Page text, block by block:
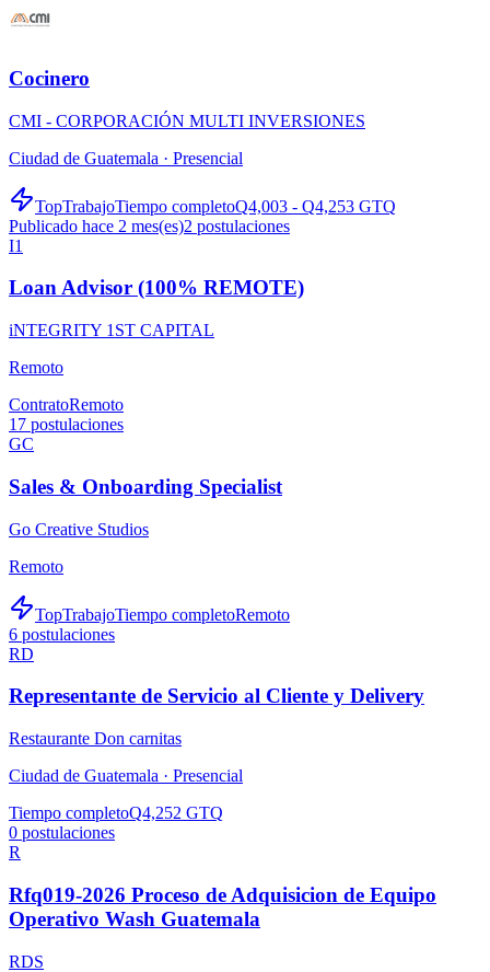
Cocinero
CMI - CORPORACIÓN MULTI INVERSIONES
Ciudad de Guatemala · Presencial
TopTrabajoTiempo completoQ4,003 - Q4,253 GTQ
Publicado hace 2 mes(es)2 postulaciones
I1
Loan Advisor (100% REMOTE)
iNTEGRITY 1ST CAPITAL
Remoto
ContratoRemoto
17 postulaciones
GC
Sales & Onboarding Specialist
Go Creative Studios
Remoto
TopTrabajoTiempo completoRemoto
6 postulaciones
RD
Representante de Servicio al Cliente y Delivery
Restaurante Don carnitas
Ciudad de Guatemala · Presencial
Tiempo completoQ4,252 GTQ
0 postulaciones
R
Rfq019-2026 Proceso de Adquisicion de Equipo
Operativo Wash Guatemala
RDS